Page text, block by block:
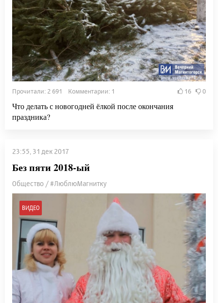
Прочитали: 2 691 Комментарии: 1 16 0
Что делать с новогодней ёлкой после окончания
праздника?
23:55, 31 дек 2017
Без пяти 2018-ый
Общество / #ЛюблюМагнитку
ВИДЕО